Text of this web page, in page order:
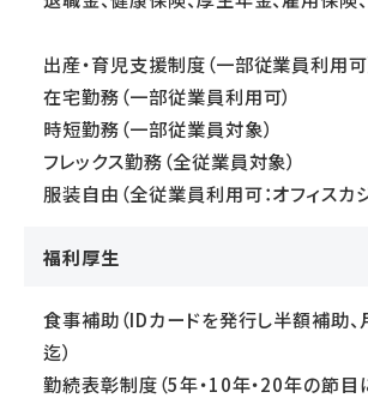
出産・育児支援制度（一部従業員利用可
在宅勤務（一部従業員利用可）
時短勤務（一部従業員対象）
フレックス勤務（全従業員対象）
服装自由（全従業員利用可：オフィスカ
福利厚生
食事補助（IDカードを発行し半額補助
迄）
勤続表彰制度（5年・10年・20年の節目